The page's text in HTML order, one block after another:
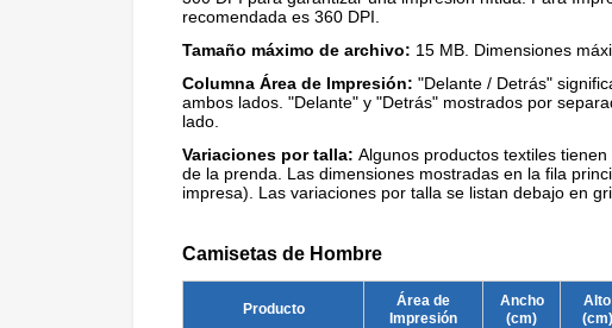
recomendada es 360 DPI.
Tamaño máximo de archivo: 15 MB. Dimensiones
Columna Área de Impresión: "Delante / Detrás"
ambos lados. "Delante" y "Detrás" mostrados por
lado.
Variaciones por talla: Algunos productos textiles
de la prenda. Las dimensiones mostradas en la fila
impresa). Las variaciones por talla se listan debajo en
Camisetas de Hombre
Producto
Área de
Impresión
Ancho
(cm)
Alto
(cm)